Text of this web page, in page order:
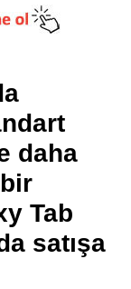
daha
Tab
satışa